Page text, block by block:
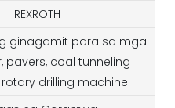
REXROTH
ginagamit para sa mga
pavers, coal tunneling
drilling machine